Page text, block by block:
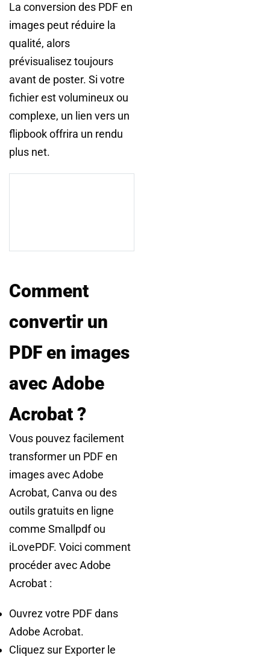
La conversion des PDF en
images peut réduire la
qualité, alors
prévisualisez toujours
avant de poster. Si votre
fichier est volumineux ou
complexe, un lien vers un
flipbook offrira un rendu
plus net.
Comment
convertir un
PDF en images
avec Adobe
Acrobat ?
Vous pouvez facilement
transformer un PDF en
images avec Adobe
Acrobat, Canva ou des
outils gratuits en ligne
comme Smallpdf ou
iLovePDF. Voici comment
procéder avec Adobe
Acrobat :
Ouvrez votre PDF dans
Adobe Acrobat.
Cliquez sur Exporter le